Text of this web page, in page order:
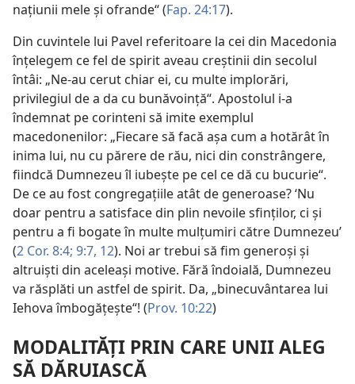
naţiunii mele şi ofrande“ (Fap. 24:17).
Din cuvintele lui Pavel referitoare la cei din Macedonia
înţelegem ce fel de spirit aveau creştinii din secolul
întâi: „Ne-au cerut chiar ei, cu multe implorări,
privilegiul de a da cu bunăvoinţă“. Apostolul i-a
îndemnat pe corinteni să imite exemplul
macedonenilor: „Fiecare să facă aşa cum a hotărât în
inima lui, nu cu părere de rău, nici din constrângere,
fiindcă Dumnezeu îl iubeşte pe cel ce dă cu bucurie“.
De ce au fost congregaţiile atât de generoase? ‘Nu
doar pentru a satisface din plin nevoile sfinţilor, ci şi
pentru a fi bogate în multe mulţumiri către Dumnezeu’
(2 Cor. 8:4; 9:7, 12). Noi ar trebui să fim generoşi şi
altruişti din aceleaşi motive. Fără îndoială, Dumnezeu
va răsplăti un astfel de spirit. Da, „binecuvântarea lui
Iehova îmbogăţeşte“! (Prov. 10:22)
MODALITĂŢI PRIN CARE UNII ALEG
SĂ DĂRUIASCĂ